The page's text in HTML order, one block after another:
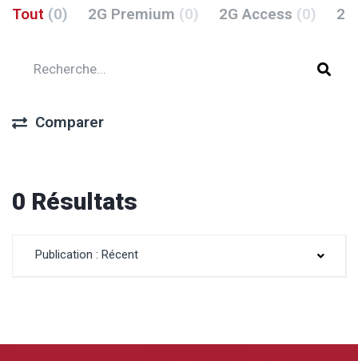
Tout (0) 2G Premium (0) 2G Access (0)
Comparer
0 Résultats
Publication : Récent